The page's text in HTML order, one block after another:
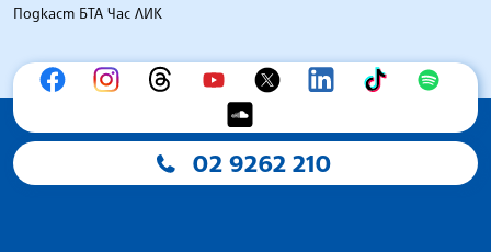
Подкаст БТА Час ЛИК
02 9262 210